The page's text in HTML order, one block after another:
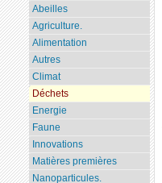
Abeilles
Agriculture.
Alimentation
Autres
Climat
Déchets
Energie
Faune
Innovations
Matières premières
Nanoparticules.